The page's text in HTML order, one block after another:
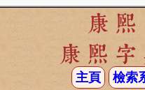
康
康熙
主頁 檢索